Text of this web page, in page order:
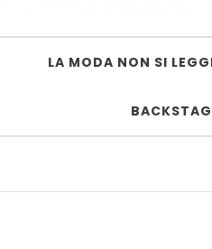
LA MODA NON SI